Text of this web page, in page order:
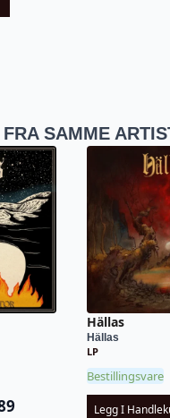
SAMME
Hällas
Hällas
LP
Bestillingsvare
Legg I